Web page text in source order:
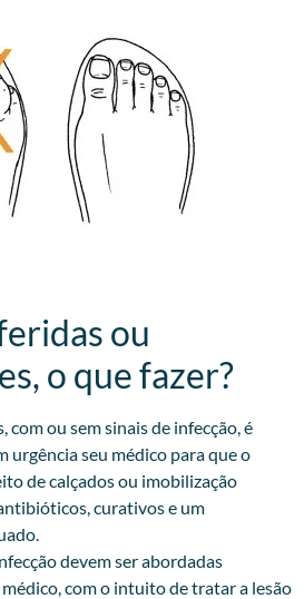
ou
o que fazer?​
com ou sem sinais de infecção, é
seu médico para que o
de calçados ou imobilização
curativos e um
devem ser abordadas
com o intuito de tratar a lesão